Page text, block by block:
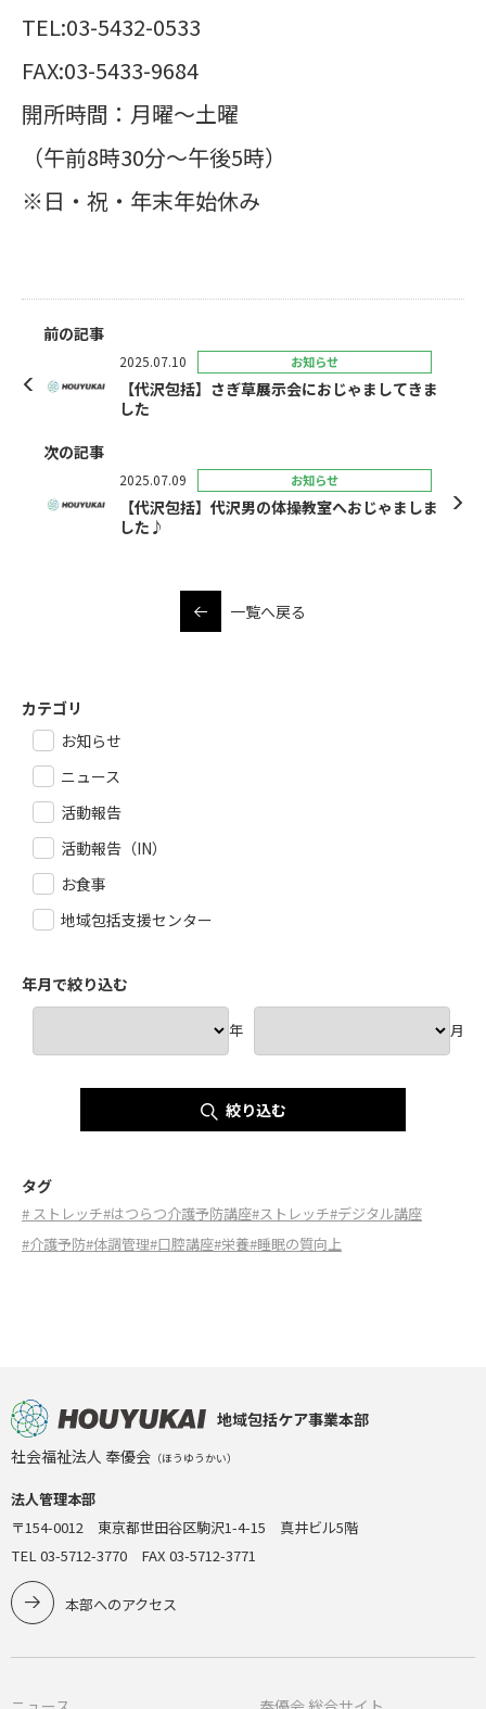
TEL:03-5432-0533
FAX:03-5433-9684
開所時間：月曜～土曜
（午前8時30分～午後5時）
※日・祝・年末年始休み
前の記事
2025.07.10 お知らせ
【代沢包括】さぎ草展示会におじゃましてきま
した
次の記事
2025.07.09 お知らせ
【代沢包括】代沢男の体操教室へおじゃましま
した♪
一覧へ戻る
カテゴリ
お知らせ
ニュース
活動報告
活動報告（IN）
お食事
地域包括支援センター
年月で絞り込む
年 月
絞り込む
タグ
# ストレッチ#はつらつ介護予防講座#ストレッチ#デジタル講座
#介護予防#体調管理#口腔講座#栄養#睡眠の質向上
地域包括ケア事業本部
社会福祉法人 奉優会 （ほうゆうかい）
法人管理本部
〒154-0012 東京都世田谷区駒沢1-4-15 真井ビル5階
TEL 03-5712-3770 FAX 03-5712-3771
本部へのアクセス